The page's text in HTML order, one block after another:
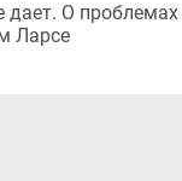
О проблемах
Ларсе